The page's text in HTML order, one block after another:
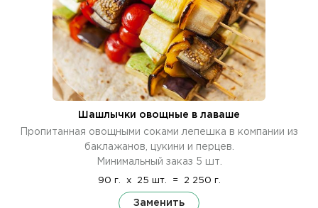
Шашлычки овощные в лаваше
Пропитанная овощными соками лепешка в компании из
баклажанов, цукини и перцев.
Минимальный заказ 5 шт.
90 г. x 25 шт. = 2 250 г.
Заменить